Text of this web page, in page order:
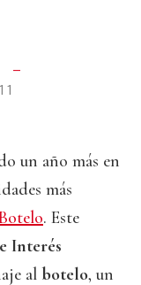
—
un año más en
más
. Este
Interés
al botelo, un